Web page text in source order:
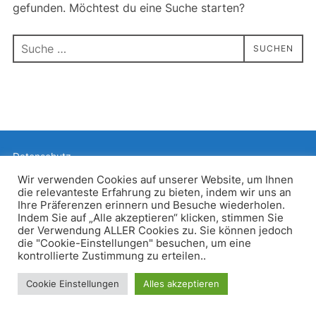
gefunden. Möchtest du eine Suche starten?
Suchen
nach:
SUCHEN
Datenschutz
Inspiro WordPress Theme von WPZOOM
Wir verwenden Cookies auf unserer Website, um Ihnen
die relevanteste Erfahrung zu bieten, indem wir uns an
Ihre Präferenzen erinnern und Besuche wiederholen.
Indem Sie auf „Alle akzeptieren“ klicken, stimmen Sie
der Verwendung ALLER Cookies zu. Sie können jedoch
die "Cookie-Einstellungen" besuchen, um eine
kontrollierte Zustimmung zu erteilen..
Cookie Einstellungen Alles akzeptieren